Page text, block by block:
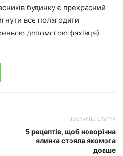
будинку є прекрасний
все полагодити
допомогою фахівця).
наступна стаття
5 рецептів, щоб новорічна
ялинка стояла якомога
довше